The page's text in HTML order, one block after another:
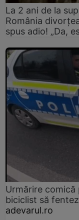
La 2 ani de la
România
spus adio! „Da,
Urmărire comică
biciclist să
adevarul.ro